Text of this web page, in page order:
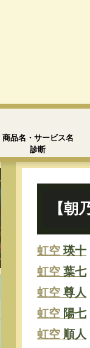
商品名・サービス名
診断
【朝
虹空 瑛十
虹空 葉七
虹空 尊人
虹空 陽七
虹空 順人